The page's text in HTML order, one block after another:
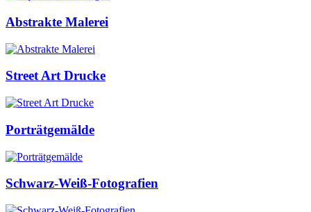
Abstrakte Malerei
Street Art Drucke
Porträtgemälde
Schwarz-Weiß-Fotografien